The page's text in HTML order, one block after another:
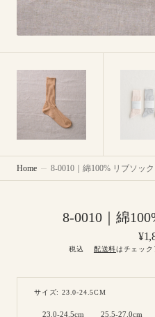
8-0010｜綿
税込 配送料はチェック
サイズ: 23.0-24.5CM
23.0-24.5cm 25.5-27.0cm
Home 8-0010｜綿100% リブソッ